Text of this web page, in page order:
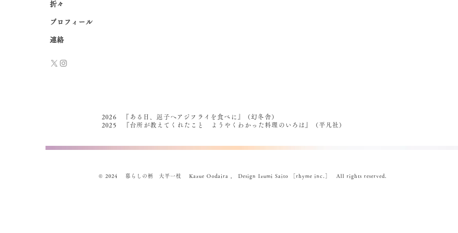
折々
プロフィール
連絡
2026 『ある日、逗子へアジフライを食べに』（幻冬舎）
2025 『台所が教えてくれたこと ようやくわかった料理のいろは』（平凡社）
© 2024 暮らしの柄 大平一枝 Kazue Oodaira , Design Izumi Saito ［rhyme inc.］ All rights reserved.